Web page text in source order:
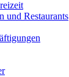
und Restaurants